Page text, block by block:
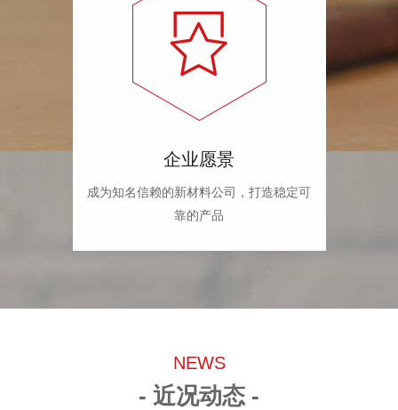
企业愿景
成为知名信赖的新材料公司，打造稳定可
靠的产品
NEWS
- 近况动态 -